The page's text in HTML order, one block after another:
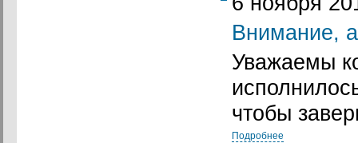
Внимание,
Уважаемы
чтобы
Подробнее